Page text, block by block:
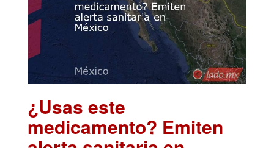
¿Usas este
medicamento? Emiten